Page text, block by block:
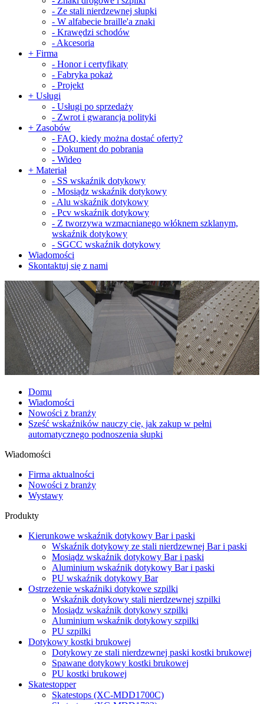
- Ze stali nierdzewnej słupki
- W alfabecie braille'a znaki
- Krawędzi schodów
- Akcesoria
+ Firma
- Honor i certyfikaty
- Fabryka pokaż
- Projekt
+ Usługi
- Usługi po sprzedaży
- Zwrot i gwarancja polityki
+ Zasobów
- FAQ, kiedy można dostać oferty?
- Dokument do pobrania
- Wideo
+ Materiał
- SS wskaźnik dotykowy
- Mosiądz wskaźnik dotykowy
- Alu wskaźnik dotykowy
- Pcv wskaźnik dotykowy
- Z tworzywa wzmacnianego włóknem szklanym,
wskaźnik dotykowy
- SGCC wskaźnik dotykowy
Wiadomości
Skontaktuj się z nami
Domu
Wiadomości
Nowości z branży
Sześć wskaźników nauczy cię, jak zakup w pełni
automatycznego podnoszenia słupki
Wiadomości
Firma aktualności
Nowości z branży
Wystawy
Produkty
Kierunkowe wskaźnik dotykowy Bar i paski
Wskaźnik dotykowy ze stali nierdzewnej Bar i paski
Mosiądz wskaźnik dotykowy Bar i paski
Aluminium wskaźnik dotykowy Bar i paski
PU wskaźnik dotykowy Bar
Ostrzeżenie wskaźniki dotykowe szpilki
Wskaźnik dotykowy stali nierdzewnej szpilki
Mosiądz wskaźnik dotykowy szpilki
Aluminium wskaźnik dotykowy szpilki
PU szpilki
Dotykowy kostki brukowej
Dotykowy ze stali nierdzewnej paski kostki brukowej
Spawane dotykowy kostki brukowej
PU kostki brukowej
Skatestopper
Skatestops (XC-MDD1700C)